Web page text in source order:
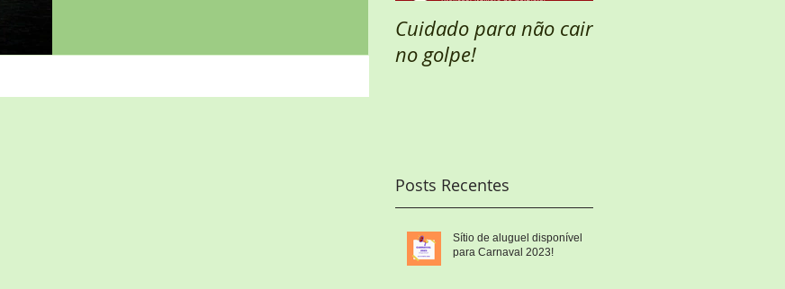
Cuidado para não cair
no golpe!
Posts Recentes
Sítio de aluguel disponível
para Carnaval 2023!